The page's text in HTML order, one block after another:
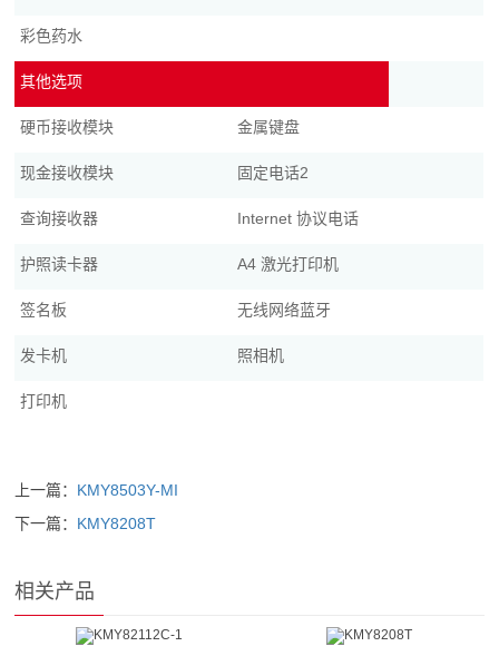
彩色药水
其他选项
硬币接收模块 金属键盘
现金接收模块 固定电话2
查询接收器 Internet 协议电话
护照读卡器 A4 激光打印机
签名板 无线网络蓝牙
发卡机 照相机
打印机
上一篇： KMY8503Y-MI
下一篇： KMY8208T
相关产品